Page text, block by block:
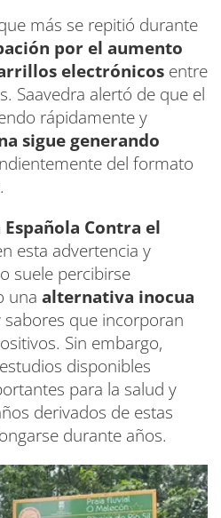
más se repitió durante
por el aumento
electrónicos entre
Saavedra alertó de que el
rápidamente y
sigue generando
del formato
Contra el
esta advertencia y
suele percibirse
una alternativa inocua
que incorporan
Sin embargo,
disponibles
para la salud y
derivados de estas
durante años.